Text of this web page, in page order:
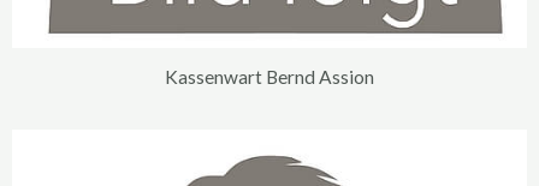
Kassenwart Bernd Assion